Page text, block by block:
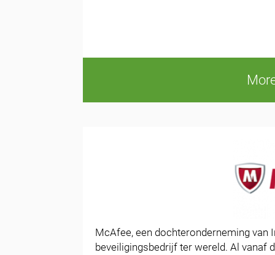
McAfee, een dochteronderneming
beveiligingsbedrijf ter wereld. Al vanaf